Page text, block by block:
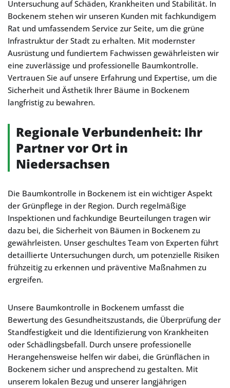
Untersuchung auf Schäden, Krankheiten und Stabilität. In
Bockenem stehen wir unseren Kunden mit fachkundigem
Rat und umfassendem Service zur Seite, um die grüne
Infrastruktur der Stadt zu erhalten. Mit modernster
Ausrüstung und fundiertem Fachwissen gewährleisten wir
eine zuverlässige und professionelle Baumkontrolle.
Vertrauen Sie auf unsere Erfahrung und Expertise, um die
Sicherheit und Ästhetik Ihrer Bäume in Bockenem
langfristig zu bewahren.
Regionale Verbundenheit: Ihr
Partner vor Ort in
Niedersachsen
Die Baumkontrolle in Bockenem ist ein wichtiger Aspekt
der Grünpflege in der Region. Durch regelmäßige
Inspektionen und fachkundige Beurteilungen tragen wir
dazu bei, die Sicherheit von Bäumen in Bockenem zu
gewährleisten. Unser geschultes Team von Experten führt
detaillierte Untersuchungen durch, um potenzielle Risiken
frühzeitig zu erkennen und präventive Maßnahmen zu
ergreifen.
Unsere Baumkontrolle in Bockenem umfasst die
Bewertung des Gesundheitszustands, die Überprüfung der
Standfestigkeit und die Identifizierung von Krankheiten
oder Schädlingsbefall. Durch unsere professionelle
Herangehensweise helfen wir dabei, die Grünflächen in
Bockenem sicher und ansprechend zu gestalten. Mit
unserem lokalen Bezug und unserer langjährigen